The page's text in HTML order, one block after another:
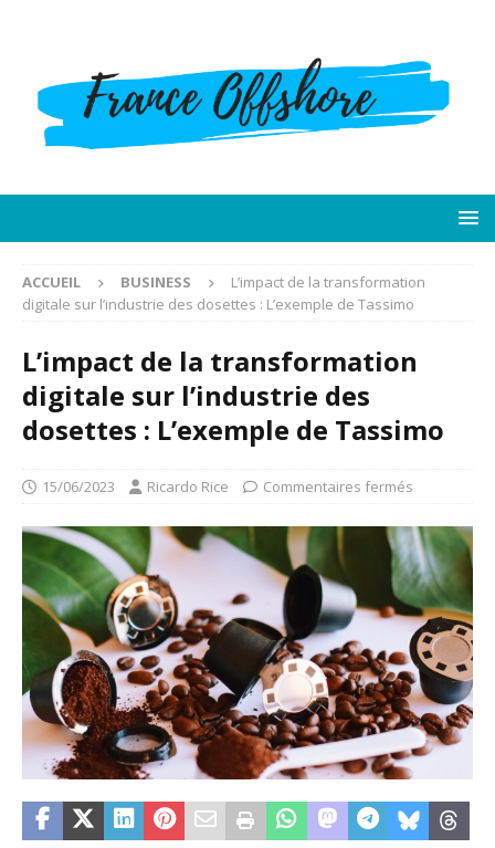
ACCUEIL BUSINESS
L’impact de la transformation
digitale sur l’industrie des dosettes : L’exemple de Tassimo
L’impact de la transformation
digitale sur l’industrie des
dosettes : L’exemple de Tassimo
15/06/2023 Ricardo Rice Commentaires fermés